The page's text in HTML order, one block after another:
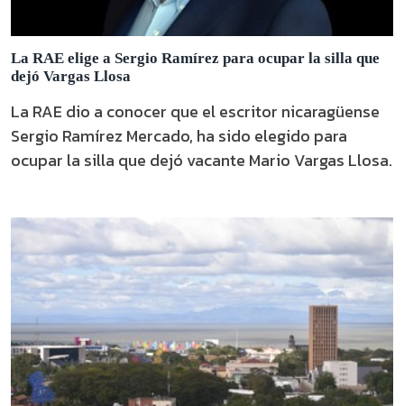
La RAE elige a Sergio Ramírez para ocupar la silla que
dejó Vargas Llosa
La RAE dio a conocer que el escritor nicaragüense
Sergio Ramírez Mercado, ha sido elegido para
ocupar la silla que dejó vacante Mario Vargas Llosa.